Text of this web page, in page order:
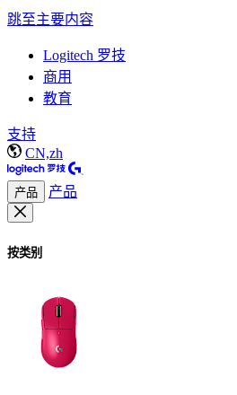
跳至主要内容
Logitech 罗技
商用
教育
支持
CN,zh
产品 产品
按类别